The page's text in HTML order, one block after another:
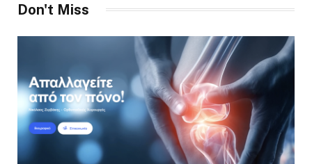
Don't Miss